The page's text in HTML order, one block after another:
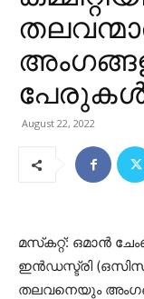
പേരുകൾ
August 22, 2022
മസ്‌കറ്റ്: ഒമാൻ
ഇൻഡസ്ട്രി
തലവനെയും